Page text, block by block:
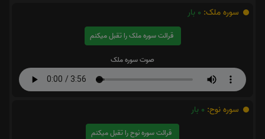
سوره ملک: 0 بار
قرائت سوره ملک را تقبل میکنم
صوت سوره ملک
سوره نوح: 0 بار
قرائت سوره نوح را تقبل میکنم